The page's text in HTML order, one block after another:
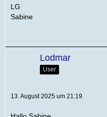
LG
Sabine
Lodmar
User
13. August 2025 um 21:19